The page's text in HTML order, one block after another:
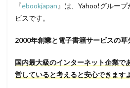
『ebookjapan 』は、Yahoo!グルー
ビスです。
2000年創業と電子書籍サービスの草
国内最大級のインターネット企業で
営していると考えると安心できます